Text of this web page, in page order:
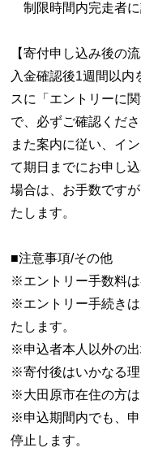
制限時間内完走者に
【寄付申し込み後の流
入金確認後1週間以内
スに「エントリーに
で、必ずご確認くださ
また案内に従い、イ
て期日までにお申し
場合は、お手数です
たします。
■注意事項/その他
※エントリー手数料は
※エントリー手続き
たします。
※申込者本人以外の出
※寄付後はいかなる理
※大田原市在住の方は
※申込期間内でも、
停止します。